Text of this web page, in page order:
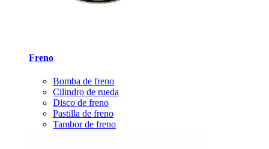
Freno
Bomba de freno
Cilindro de rueda
Disco de freno
Pastilla de freno
Tambor de freno